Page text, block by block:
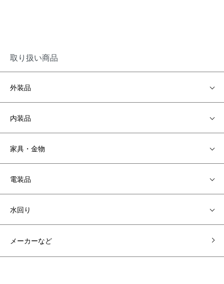
取り扱い商品
外装品
内装品
家具・金物
電装品
水回り
メーカーなど